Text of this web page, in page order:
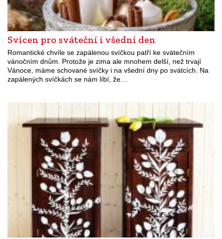
Svícen pro sváteční i všední den
Romantické chvíle se zapálenou svíčkou patří ke svátečním
vánočním dnům. Protože je zima ale mnohem delší, než trvají
Vánoce, máme schované svíčky i na všední dny po svátcích. Na
zapálených svíčkách se nám líbí, že…